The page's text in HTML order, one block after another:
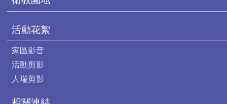
活動花絮
家區影音
活動剪影
人瑞剪影